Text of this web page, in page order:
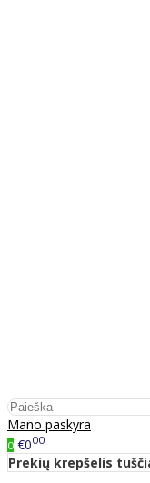
Mano paskyra
0 €000
Prekių krepšelis